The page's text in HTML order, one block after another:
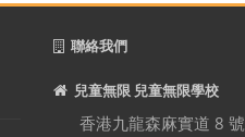
聯絡我們
兒童無限 兒童無限學校
香港九龍森麻實道 8 號